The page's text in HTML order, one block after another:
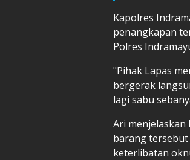
Kapolres
penangkapan
Polres
"Pihak Lapas
bergerak
lagi sabu
Ari
barang
keterlibatan